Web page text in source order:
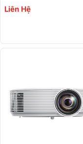
Liên Hệ